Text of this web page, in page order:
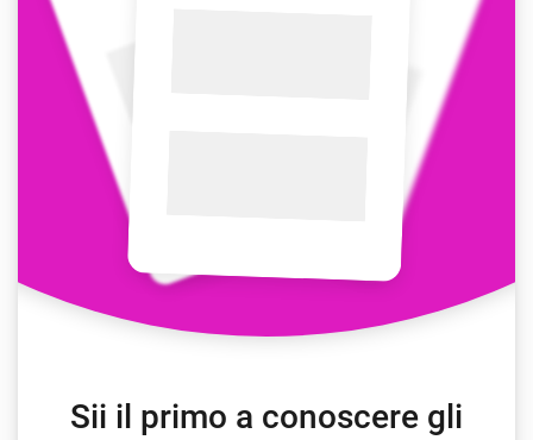
Sii il primo a conoscere gli